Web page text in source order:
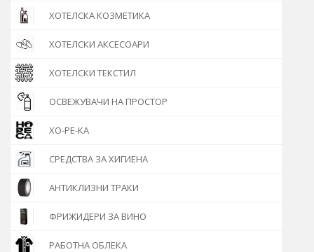
ХОТЕЛСКА КОЗМЕТИКА
ХОТЕЛСКИ АКСЕСОАРИ
ХОТЕЛСКИ ТЕКСТИЛ
ОСВЕЖУВАЧИ НА ПРОСТОР
ХО-РЕ-КА
СРЕДСТВА ЗА ХИГИЕНА
АНТИКЛИЗНИ ТРАКИ
ФРИЖИДЕРИ ЗА ВИНО
РАБОТНА ОБЛЕКА